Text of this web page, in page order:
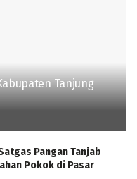
Tanjung
Pangan Tanjab
Pokok di Pasar